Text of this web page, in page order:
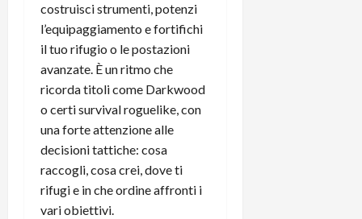
costruisci strumenti, potenzi
l’equipaggiamento e fortifichi
il tuo rifugio o le postazioni
avanzate. È un ritmo che
ricorda titoli come Darkwood
o certi survival roguelike, con
una forte attenzione alle
decisioni tattiche: cosa
raccogli, cosa crei, dove ti
rifugi e in che ordine affronti i
vari obiettivi.